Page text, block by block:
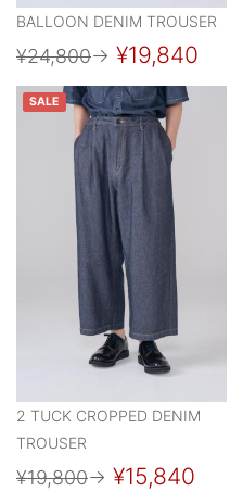
BALLOON DENIM TROUSER
¥24,800→ ¥19,840
SALE
2 TUCK CROPPED DENIM
TROUSER
¥19,800→ ¥15,840